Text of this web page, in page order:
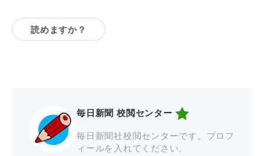
読めますか？
毎日新聞 校閲センター
毎日新聞社校閲センターです。プロフ
ィールを入れてください。